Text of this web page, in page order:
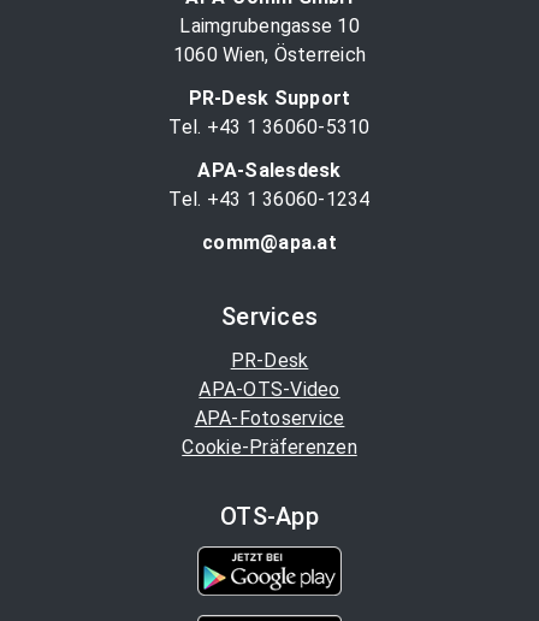
Laimgrubengasse 10
1060 Wien, Österreich
PR-Desk Support
Tel. +43 1 36060-5310
APA-Salesdesk
Tel. +43 1 36060-1234
comm@apa.at
Services
PR-Desk
APA-OTS-Video
APA-Fotoservice
Cookie-Präferenzen
OTS-App